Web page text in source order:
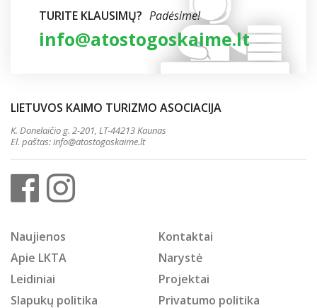
TURITE KLAUSIMŲ? Padėsime!
info@atostogoskaime.lt
LIETUVOS KAIMO TURIZMO ASOCIACIJA
K. Donelaičio g. 2-201, LT-44213 Kaunas
El. paštas:info@atostogoskaime.lt
Naujienos
Kontaktai
Apie LKTA
Narystė
Leidiniai
Projektai
Slapukų politika
Privatumo politika